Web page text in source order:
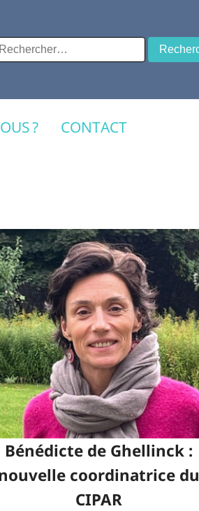
:
? CONTACT
Bénédicte de Ghellinck :
coordinatrice du
CIPAR